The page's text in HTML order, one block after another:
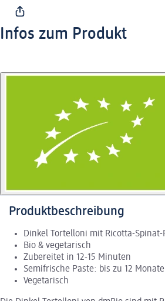
Infos zum Produkt
Produktbeschreibung
Dinkel Tortelloni mit Ricotta-
Bio & vegetarisch
Zubereitet in 12-15 Minuten
Semifrische Paste: bis zu 12
Vegetarisch